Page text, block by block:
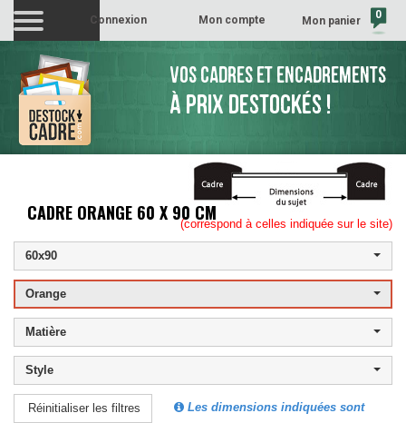
Mon panier 0
Mon compte
Connexion
VOS CADRES ET ENCADREMENTS
À PRIX DESTOCKÉS !
CADRE ORANGE 60 X 90 CM(correspond à celles indiquée sur le site)
60x90
Orange
Matière
Style
Réinitialiser les filtres
Les dimensions indiquées sont